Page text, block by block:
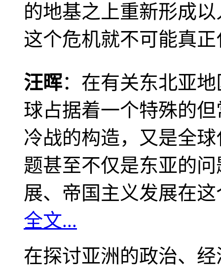
的地基之上重新形成
这个危机就不可能真
汪晖：在有关东北亚
球占据着一个特殊的
冷战的构造，又是全
题甚至不仅是东亚的
展、帝国主义发展在
全文...
在探讨亚洲的政治、